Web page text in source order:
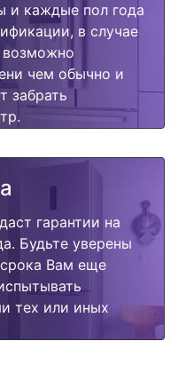
и каждые пол года
в случае
возможно
чем обычно и
забрать
гарантии на
Будьте уверены
Вам еще
тех или иных